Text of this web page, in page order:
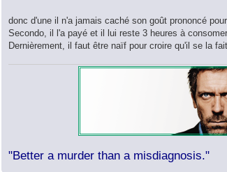
donc d'une il n'a jamais caché son goût prononcé
Secondo, il l'a payé et il lui reste 3 heures à
Dernièrement, il faut être naïf pour croire qu'il se la
"Better a murder than a misdiagnosis."